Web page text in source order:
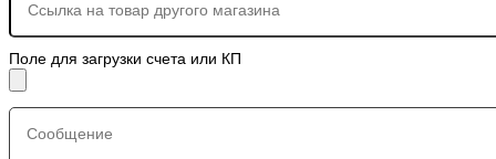
Поле для загрузки счета или КП